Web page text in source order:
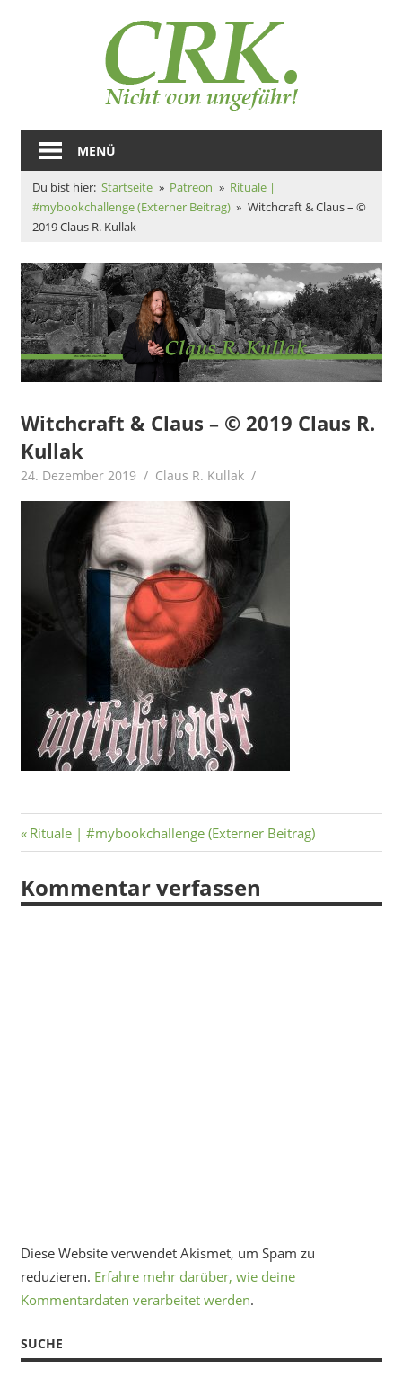
Claus
R.
und
Zeugs
MENÜ
Du bist hier: Startseite Patreon
Rituale |
#mybookchallenge (Externer Beitrag)
Witchcraft & Claus – ©
2019 Claus R. Kullak
Witchcraft & Claus – © 2019 Claus R.
Kullak
24. Dezember 2019 Claus R. Kullak
Beitragsnavigation
Vorheriger
Beitrag:
Rituale | #mybookchallenge (Externer Beitrag)
Kommentar verfassen
Diese Website verwendet Akismet, um Spam zu
reduzieren. Erfahre mehr darüber, wie deine
Kommentardaten verarbeitet werden.
SUCHE